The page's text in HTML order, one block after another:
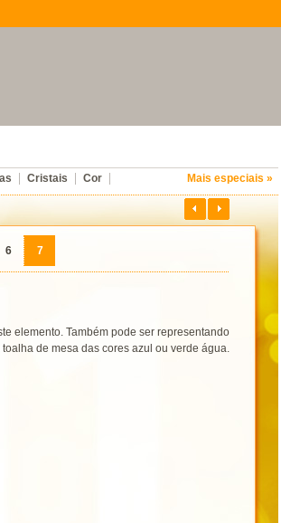
elemento. Também pode ser representando
de mesa das cores azul ou verde água.
6 7
Cristais Cor Mais especiais »